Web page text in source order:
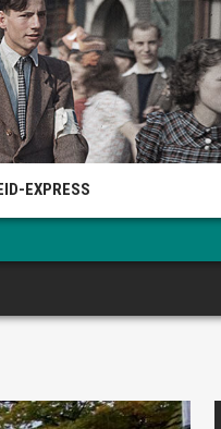
EXPRESS